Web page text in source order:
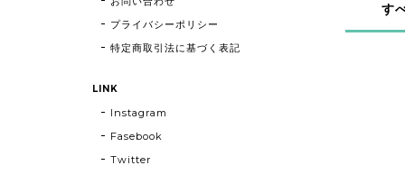
す
プライバシーポリシー
特定商取引法に基づく表記
LINK
Instagram
Fasebook
Twitter